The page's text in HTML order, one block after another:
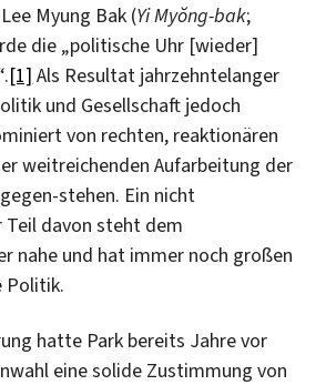
Myung Bak (Yi Myŏng-bak;
die „politische Uhr [wieder]
[1] Als Resultat jahrzehntelanger
und Gesellschaft jedoch
von rechten, reaktionären
weitreichenden Aufarbeitung der
stehen. Ein nicht
Teil davon steht dem
nahe und hat immer noch großen
Politik.
hatte Park bereits Jahre vor
eine solide Zustimmung von